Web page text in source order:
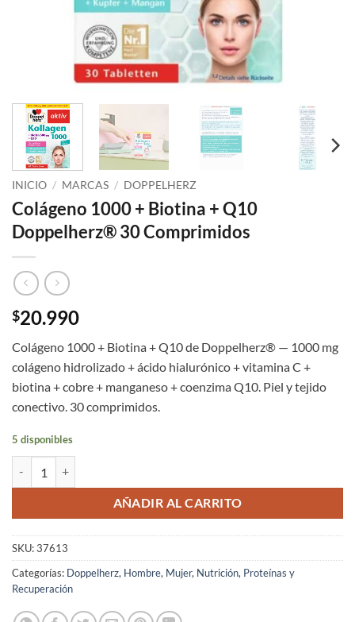
INICIO / MARCAS / DOPPELHERZ
Colágeno 1000 + Biotina + Q10
Doppelherz® 30 Comprimidos
$20.990
Colágeno 1000 + Biotina + Q10 de Doppelherz® — 1000 mg
colágeno hidrolizado + ácido hialurónico + vitamina C +
biotina + cobre + manganeso + coenzima Q10. Piel y tejido
conectivo. 30 comprimidos.
5 disponibles
AÑADIR AL CARRITO
SKU:37613
Categorías: Doppelherz, Hombre, Mujer, Nutrición, Proteínas y
Recuperación